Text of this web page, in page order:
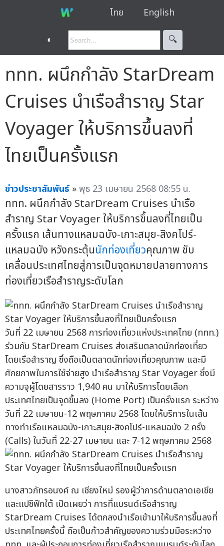
ไทย English
◐ 🔍︎
ททท. ผนึกกำลัง StarDream
Cruises นำเรือสำราญ Star
Voyager ให้บริการขึ้นลงที่
ไทยเป็นครั้งแรก
ข่าวประชาสัมพันธ์ »พุธ 23 เมษายน 2568 08:55 น.
ททท. ผนึกกำลัง StarDream Cruises นำเรือ
สำราญ Star Voyager ให้บริการขึ้นลงที่ไทยเป็น
ครั้งแรก เส้นทางแหลมฉบัง-เกาะสมุย-สิงคโปร์-
แหลมฉบัง หวังกระตุ้นนักท่องเที่ยวคุณภาพ ขับ
เคลื่อนประเทศไทยสู่การเป็นจุดหมายปลายทางการ
ท่องเที่ยวเรือสำราญระดับโลก
วันที่ 22 เมษายน 2568 การท่องเที่ยวแห่งประเทศไทย (ททท.)
ร่วมกับ StarDream Cruises ส่งเสริมตลาดนักท่องเที่ยว
โดยเรือสำราญ ซึ่งถือเป็นตลาดนักท่องเที่ยวคุณภาพ และมี
ศักยภาพในการใช้จ่ายสูง นำเรือสำราญ Star Voyager ซึ่งมี
ความจุผู้โดยสารราว 1,940 คน มาให้บริการโดยเลือก
ประเทศไทยเป็นจุดขึ้นลง (Home Port) เป็นครั้งแรก ระหว่าง
วันที่ 22 เมษายน-12 พฤษภาคม 2568 โดยให้บริการในเส้น
ทางท่าเรือแหลมฉบัง-เกาะสมุย-สิงคโปร์-แหลมฉบัง 2 ครั้ง
(Calls) ในวันที่ 22-27 เมษายน และ 7-12 พฤษภาคม 2568
นางสาวภัทรอนงค์ ณ เชียงใหม่ รองผู้ว่าการด้านตลาดเอเชีย
และแปซิฟิกใต้ เปิดเผยว่า การที่แบรนด์เรือสำราญ
StarDream Cruises ได้ตกลงนำเรือเข้ามาให้บริการขึ้นลงที่
ประเทศไทยครั้งนี้ ถือเป็นก้าวสำคัญของความร่วมมือระหว่าง